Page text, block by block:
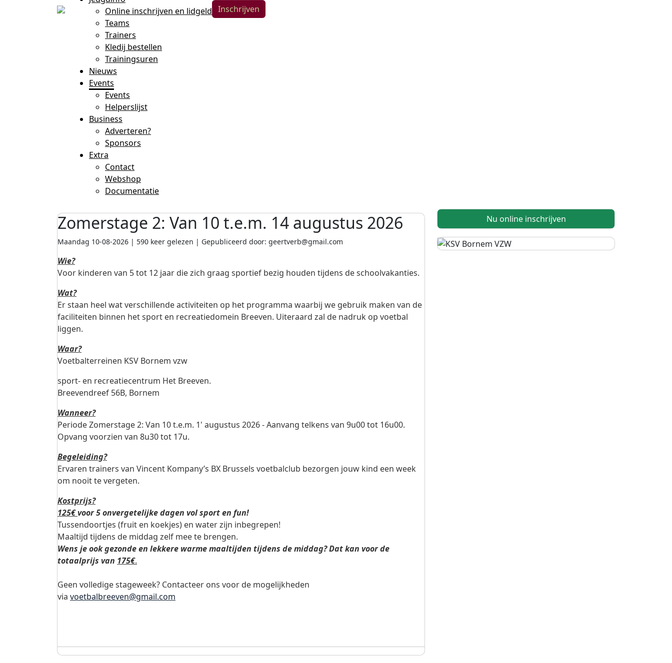
Online inschrijven en lidgeld
Teams
Trainers
Kledij bestellen
Trainingsuren
Nieuws
Events
Events
Helperslijst
Business
Adverteren?
Sponsors
Extra
Contact
Webshop
Documentatie
Inschrijven
Zomerstage 2: Van 10 t.e.m. 14 augustus 2026
Maandag 10-08-2026 | 590 keer gelezen | Gepubliceerd door: geertverb@gmail.com
Wie?
Voor kinderen van 5 tot 12 jaar die zich graag sportief bezig houden tijdens de schoolvakanties.
Wat?
Er staan heel wat verschillende activiteiten op het programma waarbij we gebruik maken van de
faciliteiten binnen het sport en recreatiedomein Breeven. Uiteraard zal de nadruk op voetbal
liggen.
Waar?
Voetbalterreinen KSV Bornem vzw
sport- en recreatiecentrum Het Breeven.
Breevendreef 56B, Bornem
Wanneer?
Periode Zomerstage 2: Van 10 t.e.m. 1' augustus 2026 - Aanvang telkens van 9u00 tot 16u00.
Opvang voorzien van 8u30 tot 17u.
Begeleiding?
Ervaren trainers van Vincent Kompany’s BX Brussels voetbalclub bezorgen jouw kind een week
om nooit te vergeten.
Kostprijs?
125€voor 5 onvergetelijke dagen vol sport en fun!
Tussendoortjes (fruit en koekjes) en water zijn inbegrepen!
Maaltijd tijdens de middag zelf mee te brengen.
Wens je ook gezonde en lekkere warme maaltijden tijdens de middag? Dat kan voor de
totaalprijs van 175€.
Geen volledige stageweek? Contacteer ons voor de mogelijkheden
via voetbalbreeven@gmail.com
Nu online inschrijven